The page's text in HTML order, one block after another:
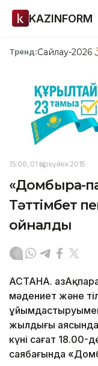
KAZINFORM
Тренд:Сайлау-2026
15:06, 01 Қыркүйек 2015
«Домбыра-
Тәттімбет
ойналды
АСТАНА.
мәдениет және
жылдығы аясында
күні сағат 18.00-
саябағында